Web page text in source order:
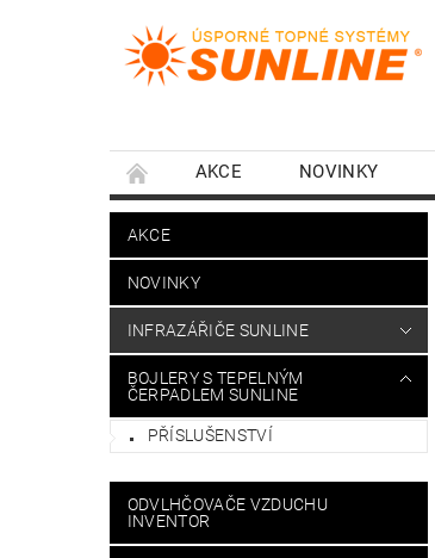
AKCE NOVINKY
AKCE
NOVINKY
INFRAZÁŘIČE SUNLINE
BOJLERY S TEPELNÝM
ČERPADLEM SUNLINE
PŘÍSLUŠENSTVÍ
ODVLHČOVAČE VZDUCHU
INVENTOR